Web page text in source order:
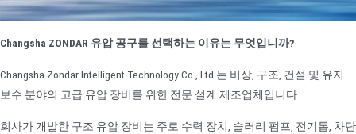
Changsha ZONDAR 유압 공구를 선택하는 이유는 무엇입니까?
Changsha Zondar Intelligent Technology Co., Ltd.는 비상, 구조, 건설 및 유지
보수 분야의 고급 유압 장비를 위한 전문 설계 제조업체입니다.
회사가 개발한 구조 유압 장비는 주로 수력 장치, 슬러리 펌프, 전기톱, 차단